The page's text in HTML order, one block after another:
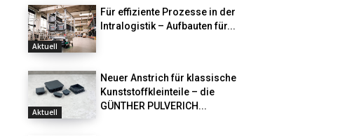
Aktuell
Für effiziente Prozesse in der
Intralogistik – Aufbauten für...
Aktuell
Neuer Anstrich für klassische
Kunststoffkleinteile – die
GÜNTHER PULVERICH...